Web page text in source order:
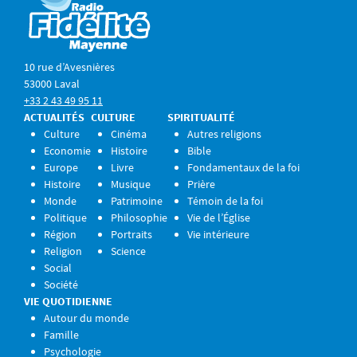
10 rue d’Avesnières
53000 Laval
+33 2 43 49 95 11
ACTUALITÉS
Culture
Economie
Europe
Histoire
Monde
Politique
Région
Religion
Social
Société
CULTURE
Cinéma
Histoire
Livre
Musique
Patrimoine
Philosophie
Portraits
Science
SPIRITUALITÉ
Autres religions
Bible
Fondamentaux de la foi
Prière
Témoin de la foi
Vie de l’Église
Vie intérieure
VIE QUOTIDIENNE
Autour du monde
Famille
Psychologie